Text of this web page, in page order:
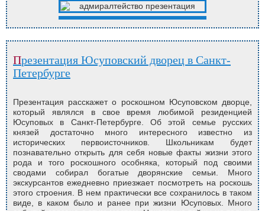
Презентация Юсуповский дворец в Санкт-
Петербурге
Презентация расскажет о роскошном Юсуповском дворце,
который являлся в свое время любимой резиденцией
Юсуповых в Санкт-Петербурге. Об этой семье русских
князей достаточно много интересного известно из
исторических первоисточников. Школьникам будет
познавательно открыть для себя новые факты жизни этого
рода и того роскошного особняка, который под своими
сводами собирал богатые дворянские семьи. Много
экскурсантов ежедневно приезжает посмотреть на роскошь
этого строения. В нем практически все сохранилось в таком
виде, в каком было и ранее при жизни Юсуповых. Много